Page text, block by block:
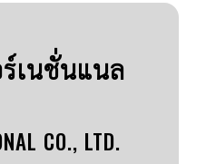
เนชั่นแนล
CO., LTD.